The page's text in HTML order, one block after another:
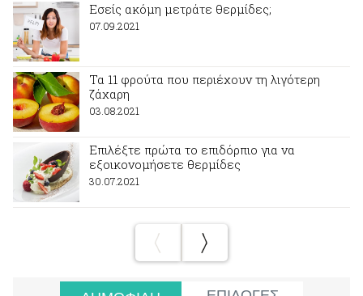
Εσείς ακόμη μετράτε θερμίδες;
07.09.2021
Τα 11 φρούτα που περιέχουν τη λιγότερη
ζάχαρη
03.08.2021
Επιλέξτε πρώτα το επιδόρπιο για να
εξοικονομήσετε θερμίδες
30.07.2021